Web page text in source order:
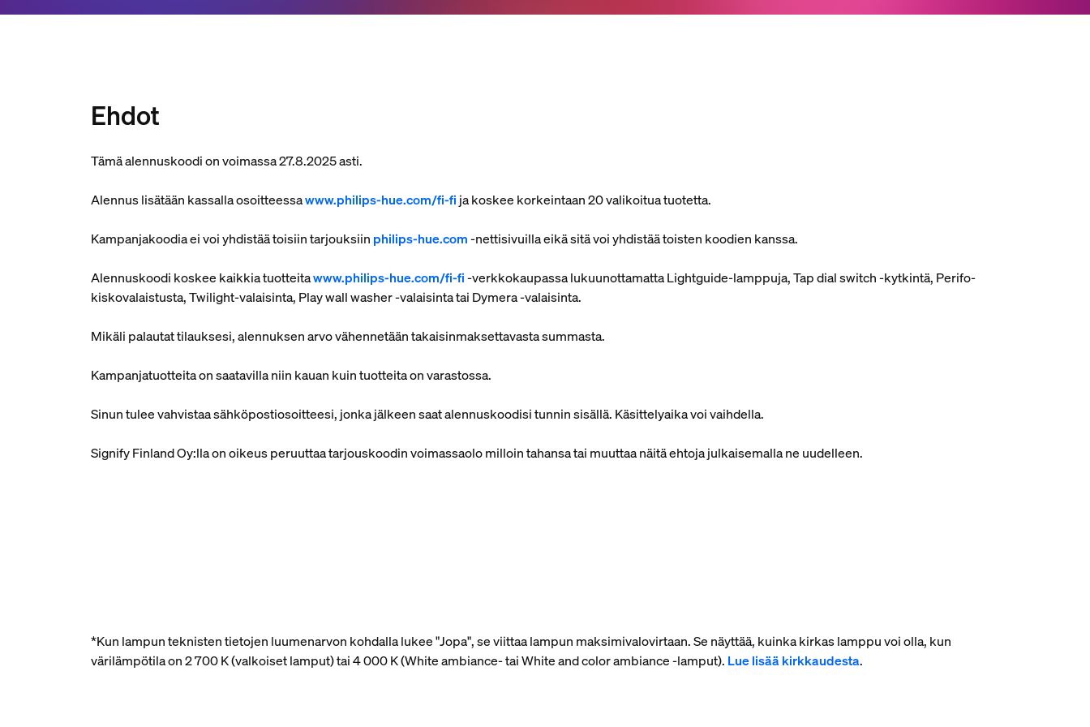
Ehdot
Tämä alennuskoodi on voimassa 27.8.2025 asti.
Alennus lisätään kassalla osoitteessawww.philips-hue.com/fi-fi ja koskee korkeintaan 20 valikoitua tuotetta.
Kampanjakoodia ei voi yhdistää toisiin tarjouksiin philips-hue.com-nettisivuilla eikä sitä voi yhdistää toisten koodien kanssa.
Alennuskoodi koskee kaikkia tuotteitawww.philips-hue.com/fi-fi-verkkokaupassa lukuunottamatta Lightguide-lamppuja, Tap dial switch -kytkintä, Perifo-
kiskovalaistusta, Twilight-valaisinta, Play wall washer -valaisinta tai Dymera -valaisinta.
Mikäli palautat tilauksesi, alennuksen arvo vähennetään takaisinmaksettavasta summasta.
Kampanjatuotteita on saatavilla niin kauan kuin tuotteita on varastossa.
Sinun tulee vahvistaa sähköpostiosoitteesi, jonka jälkeen saat alennuskoodisi tunnin sisällä. Käsittelyaika voi vaihdella.
Signify Finland Oy:lla on oikeus peruuttaa tarjouskoodin voimassaolo milloin tahansa tai muuttaa näitä ehtoja julkaisemalla ne uudelleen.
*Kun lampun teknisten tietojen luumenarvon kohdalla lukee "Jopa", se viittaa lampun maksimivalovirtaan. Se näyttää, kuinka kirkas lamppu voi olla, kun
värilämpötila on 2 700 K (valkoiset lamput) tai 4 000 K (White ambiance- tai White and color ambiance ‑lamput). Lue lisää kirkkaudesta.